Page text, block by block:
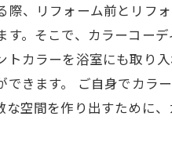
際、リフォーム前とリフ
す。そこで、カラーコー
トカラーを浴室にも取り
できます。 ご自身でカラ
な空間を作り出すために